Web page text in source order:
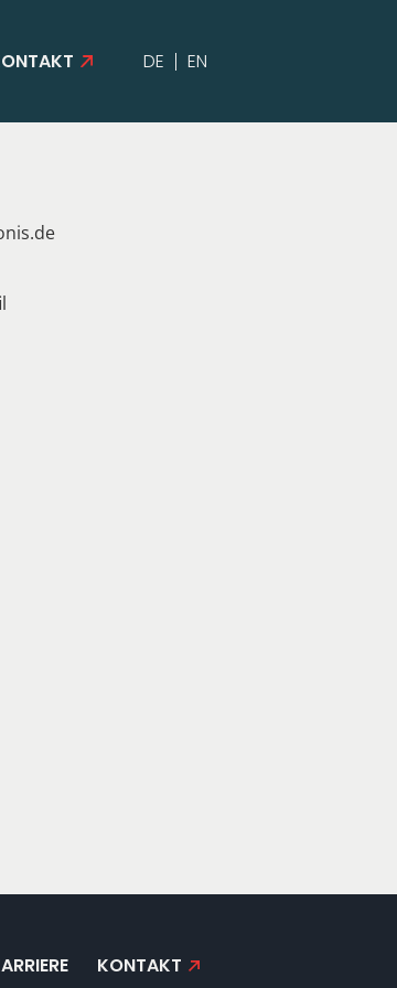
DE EN
KONTAKT